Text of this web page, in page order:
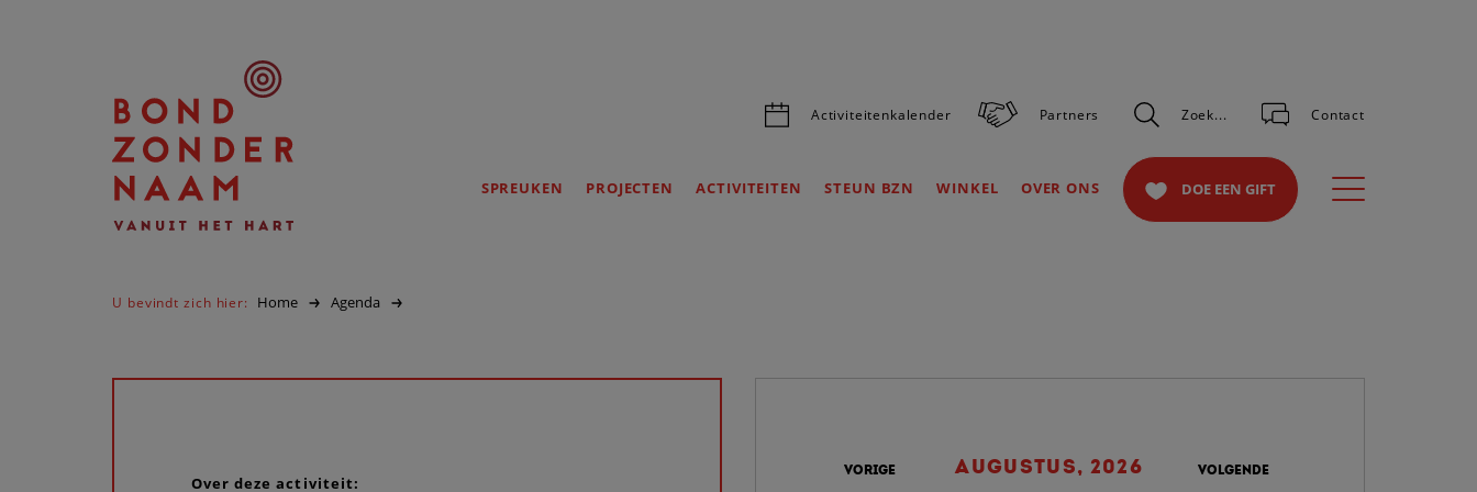
Activiteitenkalender Partners Zoek... Contact
SPREUKEN PROJECTEN ACTIVITEITEN STEUN BZN WINKEL OVER ONS DOE EEN GIFT
Toggle
navigation
U bevindt zich hier: Home Agenda
Over deze activiteit:
VORIGE VOLGENDE
AUGUSTUS, 2026